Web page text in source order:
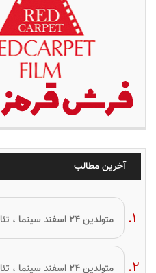
آخرین مطالب
متولدین ۲۴ اسفند سینما ، تئاتر و موسیقی؛ مریم معصومی
متولدین ۲۴ اسفند سینما ، تئاتر و موسیقی؛ اسفندیار منفردزاده